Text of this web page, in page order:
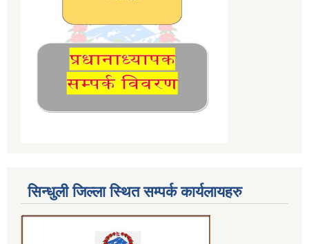
सिन्धुली जिल्ला स्थित सम्पर्क कार्यलायहरु